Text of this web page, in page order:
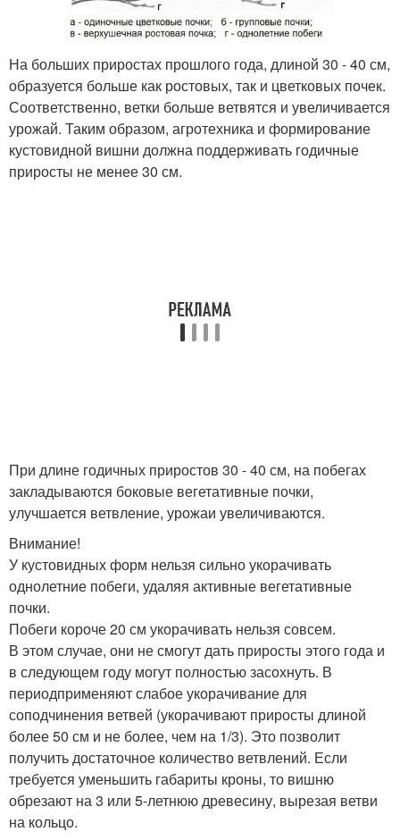
На больших приростах прошлого года, длиной 30 - 40 см,
образуется больше как ростовых, так и цветковых почек.
Соответственно, ветки больше ветвятся и увеличивается
урожай. Таким образом, агротехника и формирование
кустовидной вишни должна поддерживать годичные
приросты не менее 30 см.
При длине годичных приростов 30 - 40 см, на побегах
закладываются боковые вегетативные почки,
улучшается ветвление, урожаи увеличиваются.
Внимание!
У кустовидных форм нельзя сильно укорачивать
однолетние побеги, удаляя активные вегетативные
почки.
Побеги короче 20 см укорачивать нельзя совсем.
В этом случае, они не смогут дать приросты этого года и
в следующем году могут полностью засохнуть. В
периодприменяют слабое укорачивание для
соподчинения ветвей (укорачивают приросты длиной
более 50 см и не более, чем на 1/3). Это позволит
получить достаточное количество ветвлений. Если
требуется уменьшить габариты кроны, то вишню
обрезают на 3 или 5-летнюю древесину, вырезая ветви
на кольцо.